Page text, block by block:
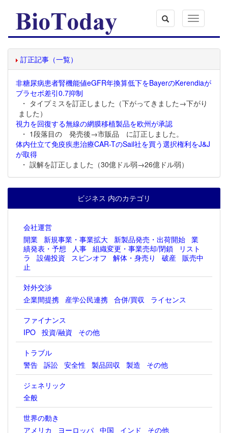
Toggle
navigation
訂正記事（一覧）
非糖尿病患者腎機能値eGFR年換算低下をBayerのKerendiaが
プラセボ差引0.7抑制
・ タイプミスを訂正しました（下がってきました→下がり
ました）
視力を回復する無線の網膜移植製品を欧州が承認
・ 1段落目の 発売後→市販品 に訂正しました。
体内仕立て免疫疾患治療CAR-TのSail社を買う選択権利をJ&J
が取得
・ 誤解を訂正しました（30億ドル弱→26億ドル弱）
ビジネス 内のカテゴリ
会社運営
開業
新規事業・事業拡大 新製品発売・出荷開始 業
績発表・予想
人事 組織変更・事業売却/閉鎖
リスト
ラ
設備投資 スピンオフ 解体・身売り 破産 販売中
止
対外交渉
企業間提携
産学公民連携 合併/買収
ライセンス
ファイナンス
IPO 投資/融資
その他
トラブル
警告 訴訟 安全性 製品回収 製造
その他
ジェネリック
全般
世界の動き
アメリカ
ヨーロッパ 中国 インド その他